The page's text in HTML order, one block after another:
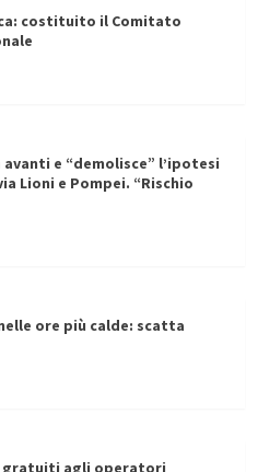
costituito il Comitato
avanti e “demolisce” l’ipotesi
Lioni e Pompei. “Rischio
ore più calde: scatta
gratuiti agli operatori